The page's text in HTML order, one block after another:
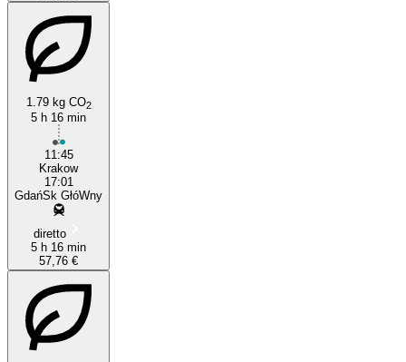
1.79 kg CO2
5 h 16 min
11:45
Krakow
17:01
GdańSk GłóWny
diretto
5 h 16 min
57,76 €